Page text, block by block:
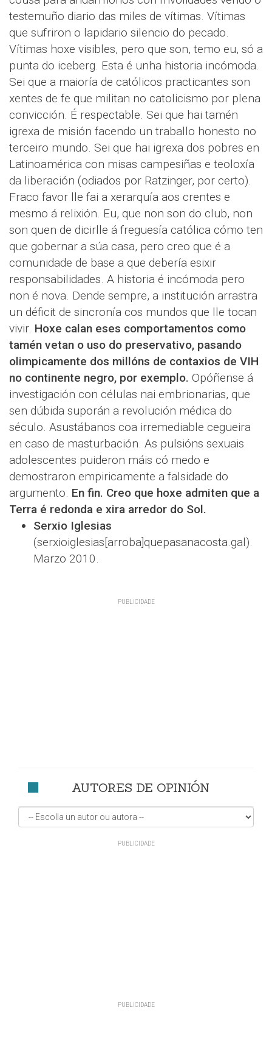
testemuño diario das miles de vítimas. Vítimas
que sufriron o lapidario silencio do pecado.
Vítimas hoxe visibles, pero que son, temo eu, só a
punta do iceberg. Esta é unha historia incómoda.
Sei que a maioría de católicos practicantes son
xentes de fe que militan no catolicismo por plena
convicción. É respectable. Sei que hai tamén
igrexa de misión facendo un traballo honesto no
terceiro mundo. Sei que hai igrexa dos pobres en
Latinoamérica con misas campesiñas e teoloxía
da liberación (odiados por Ratzinger, por certo).
Fraco favor lle fai a xerarquía aos crentes e
mesmo á relixión. Eu, que non son do club, non
son quen de dicirlle á freguesía católica cómo ten
que gobernar a súa casa, pero creo que é a
comunidade de base a que debería esixir
responsabilidades. A historia é incómoda pero
non é nova. Dende sempre, a institución arrastra
un déficit de sincronía cos mundos que lle tocan
vivir. Hoxe calan eses comportamentos como
tamén vetan o uso do preservativo, pasando
olimpicamente dos millóns de contaxios de VIH
no continente negro, por exemplo. Opóñense á
investigación con células nai embrionarias, que
sen dúbida suporán a revolución médica do
século. Asustábanos coa irremediable cegueira
en caso de masturbación. As pulsións sexuais
adolescentes puideron máis có medo e
demostraron empiricamente a falsidade do
argumento. En fin. Creo que hoxe admiten que a
Terra é redonda e xira arredor do Sol.
Serxio Iglesias
(serxioiglesias[arroba]quepasanacosta.gal).
Marzo 2010.
AUTORES DE OPINIÓN